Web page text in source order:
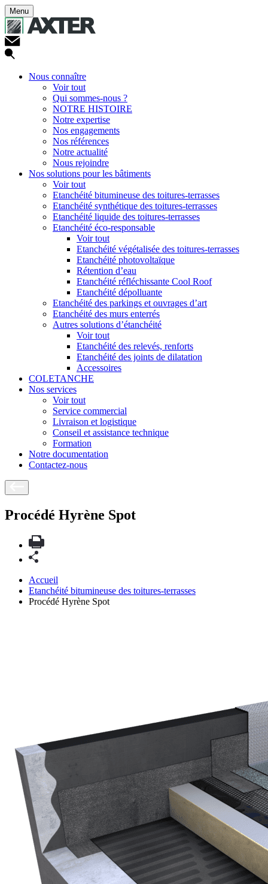
Menu
Nous connaître
Voir tout
Qui sommes-nous ?
NOTRE HISTOIRE
Notre expertise
Nos engagements
Nos références
Notre actualité
Nous rejoindre
Nos solutions pour les bâtiments
Voir tout
Etanchéité bitumineuse des toitures-terrasses
Etanchéité synthétique des toitures-terrasses
Etanchéité liquide des toitures-terrasses
Etanchéité éco-responsable
Voir tout
Etanchéité végétalisée des toitures-terrasses
Etanchéité photovoltaïque
Rétention d’eau
Etanchéité réfléchissante Cool Roof
Etanchéité dépolluante
Etanchéité des parkings et ouvrages d’art
Etanchéité des murs enterrés
Autres solutions d’étanchéité
Voir tout
Etanchéité des relevés, renforts
Etanchéité des joints de dilatation
Accessoires
COLETANCHE
Nos services
Voir tout
Service commercial
Livraison et logistique
Conseil et assistance technique
Formation
Notre documentation
Contactez-nous
Procédé Hyrène Spot
Accueil
Etanchéité bitumineuse des toitures-terrasses
Procédé Hyrène Spot